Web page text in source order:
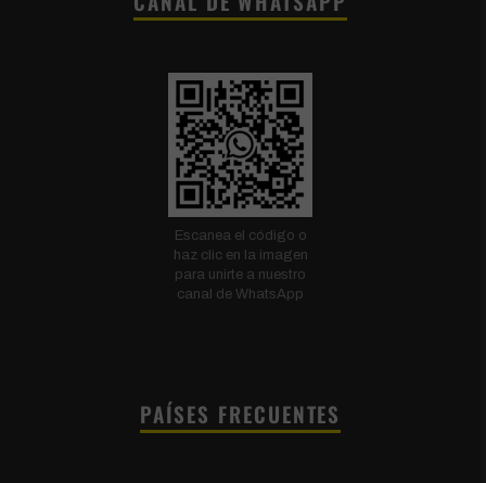
Escanea el código o
haz clic en la imagen
para unirte a nuestro
canal de WhatsApp
PAÍSES FRECUENTES